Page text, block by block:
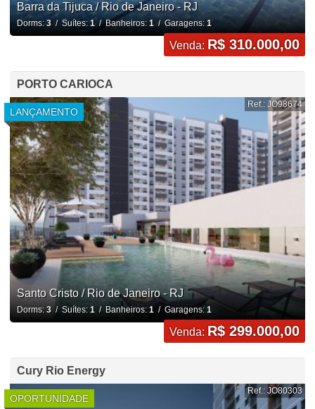
Barra da Tijuca / Rio de Janeiro - RJ
Dorms: 3/ Suítes: 1/ Banheiros: 1/ Garagens: 1
Venda: R$ 310.000,00
PORTO CARIOCA
LANÇAMENTO
Ref.: JO98674
Santo Cristo / Rio de Janeiro - RJ
Dorms: 3/ Suítes: 1/ Banheiros: 1/ Garagens: 1
Venda: R$ 299.000,00
Cury Rio Energy
OPORTUNIDADE
Ref.: JO80303